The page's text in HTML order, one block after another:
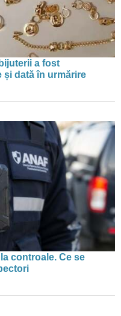
a fost
și dată în urmărire
controale. Ce se